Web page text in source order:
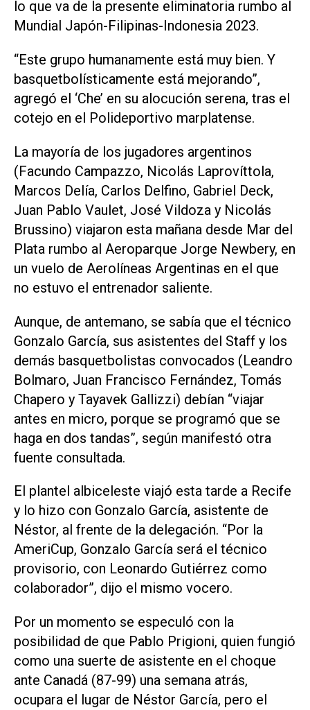
lo que va de la presente eliminatoria rumbo al
Mundial Japón-Filipinas-Indonesia 2023.
“Este grupo humanamente está muy bien. Y
basquetbolísticamente está mejorando”,
agregó el ‘Che’ en su alocución serena, tras el
cotejo en el Polideportivo marplatense.
La mayoría de los jugadores argentinos
(Facundo Campazzo, Nicolás Laprovíttola,
Marcos Delía, Carlos Delfino, Gabriel Deck,
Juan Pablo Vaulet, José Vildoza y Nicolás
Brussino) viajaron esta mañana desde Mar del
Plata rumbo al Aeroparque Jorge Newbery, en
un vuelo de Aerolíneas Argentinas en el que
no estuvo el entrenador saliente.
Aunque, de antemano, se sabía que el técnico
Gonzalo García, sus asistentes del Staff y los
demás basquetbolistas convocados (Leandro
Bolmaro, Juan Francisco Fernández, Tomás
Chapero y Tayavek Gallizzi) debían “viajar
antes en micro, porque se programó que se
haga en dos tandas”, según manifestó otra
fuente consultada.
El plantel albiceleste viajó esta tarde a Recife
y lo hizo con Gonzalo García, asistente de
Néstor, al frente de la delegación. “Por la
AmeriCup, Gonzalo García será el técnico
provisorio, con Leonardo Gutiérrez como
colaborador”, dijo el mismo vocero.
Por un momento se especuló con la
posibilidad de que Pablo Prigioni, quien fungió
como una suerte de asistente en el choque
ante Canadá (87-99) una semana atrás,
ocupara el lugar de Néstor García, pero el